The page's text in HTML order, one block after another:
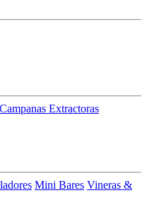
Campanas Extractoras
Mini Bares Vineras &